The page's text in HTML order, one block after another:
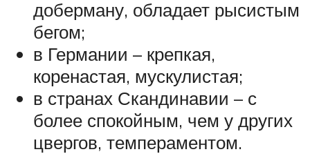
доберману, обладает рысистым
бегом;
в Германии – крепкая,
коренастая, мускулистая;
в странах Скандинавии – с
более спокойным, чем у других
цвергов, темпераментом.